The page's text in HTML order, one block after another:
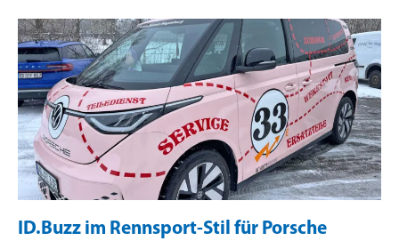
ID.Buzz im Rennsport-Stil für Porsche